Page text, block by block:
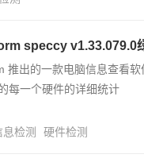
speccy v1.33.079.0
推出的一款电脑信息查看
每一个硬件的详细统计
检测 硬件检测